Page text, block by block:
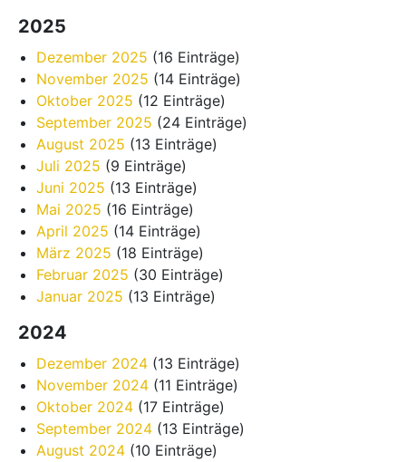
2025
Dezember 2025 (16 Einträge)
November 2025 (14 Einträge)
Oktober 2025 (12 Einträge)
September 2025 (24 Einträge)
August 2025 (13 Einträge)
Juli 2025 (9 Einträge)
Juni 2025 (13 Einträge)
Mai 2025 (16 Einträge)
April 2025 (14 Einträge)
März 2025 (18 Einträge)
Februar 2025 (30 Einträge)
Januar 2025 (13 Einträge)
2024
Dezember 2024 (13 Einträge)
November 2024 (11 Einträge)
Oktober 2024 (17 Einträge)
September 2024 (13 Einträge)
August 2024 (10 Einträge)